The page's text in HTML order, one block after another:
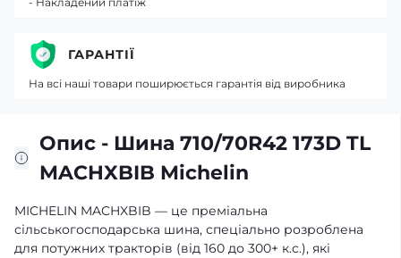
Опис - Шина 710/70R42 173D TL
MACHXBIB Michelin
MICHELIN MACHXBIB — це преміальна
сільськогосподарська шина, спеціально розроблена
для потужних тракторів (від 160 до 300+ к.с.), які
ГАРАНТІЇ
На всі наші товари поширюється гарантія від виробника